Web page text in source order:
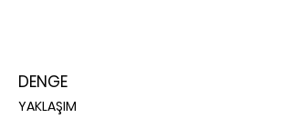
DENGE
YAKLAŞIM